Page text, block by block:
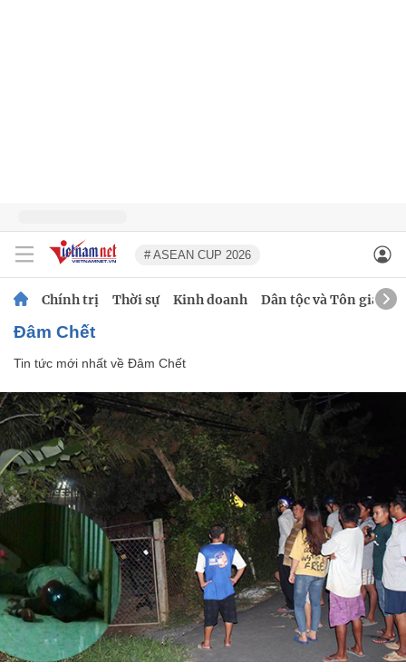
# ASEAN CUP 2026
Chính trị Thời sự Kinh doanh Dân tộc và Tôn giáo
Đâm Chết
Tin tức mới nhất về Đâm Chết